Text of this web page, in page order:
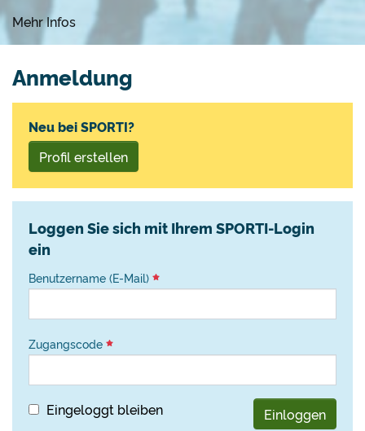
Mehr Infos
Anmeldung
Neu bei SPORTI?
Profil erstellen
Loggen Sie sich mit Ihrem SPORTI-Login
ein
Benutzername (E-Mail)
Zugangscode
Eingeloggt bleiben
Einloggen